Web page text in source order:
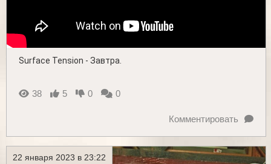
Surface Tension - Завтра.
38 5 0 0
Комментировать
22 января 2023 в 23:22